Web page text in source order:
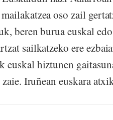
oso zail
beren burua euskal
sailkatzeko ere
euskal hiztunen
Iruñean euskara